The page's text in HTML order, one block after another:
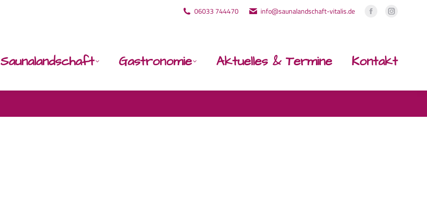
06033 744470 info@saunalandschaft-vitalis.de
Facebook
in
new
in
new
Saunalandschaft Gastronomie Aktuelles & Termine Kontakt